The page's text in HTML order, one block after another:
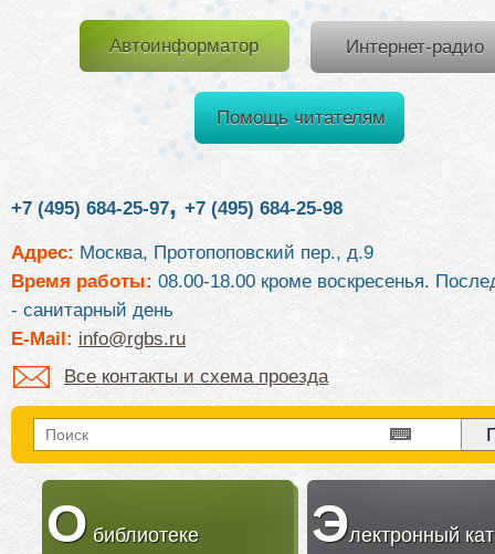
Автоинформатор Интернет-радио
Помощь читателям
+7 (495) 684-25-97, +7 (495) 684-25-98
Адрес: Москва, Протопоповский пер., д.9
Время работы: 08.00-18.00 кроме воскресенья.
- санитарный день
E-Mail: info@rgbs.ru
Все контакты и схема проезда
О библиотеке Электронный